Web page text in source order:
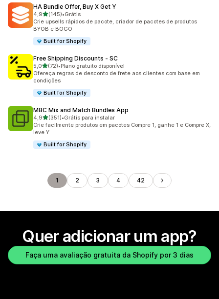
HA Bundle Offer, Buy X Get Y
4,9de 5 estrelas
(145)
145 avaliações ao todo
•Grátis
Crie upsells rápidos de pacote, criador de pacotes de produtos
BYOB e BOGO
Built for Shopify
Free Shipping Discounts ‑ SC
5,0de 5 estrelas
(72)
72 avaliações ao todo
•Plano gratuito disponível
Ofereça regras de desconto de frete aos clientes com base em
condições
Built for Shopify
MBC Mix and Match Bundles App
4,9de 5 estrelas
(351)
351 avaliações ao todo
•Grátis para instalar
Crie facilmente produtos em pacotes Compre 1, ganhe 1 e Compre X,
leve Y
Built for Shopify
1 2 3 4 42
Quer adicionar um app?
Faça uma avaliação gratuita da Shopify por 3 dias